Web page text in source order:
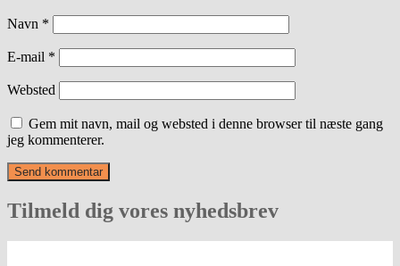
Navn *
E-mail *
Websted
Gem mit navn, mail og websted i denne browser til næste gang
jeg kommenterer.
Tilmeld dig vores nyhedsbrev